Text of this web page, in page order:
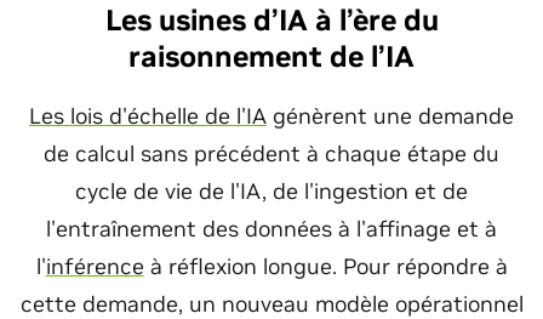
Les usines d’IA à l’ère du
raisonnement de l’IA
Les lois d'échelle de l'IA génèrent une demande
de calcul sans précédent à chaque étape du
cycle de vie de l'IA, de l'ingestion et de
l'entraînement des données à l'affinage et à
l'inférence à réflexion longue. Pour répondre à
cette demande, un nouveau modèle opérationnel